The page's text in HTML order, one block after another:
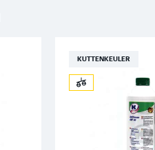
KUTTENKEULER